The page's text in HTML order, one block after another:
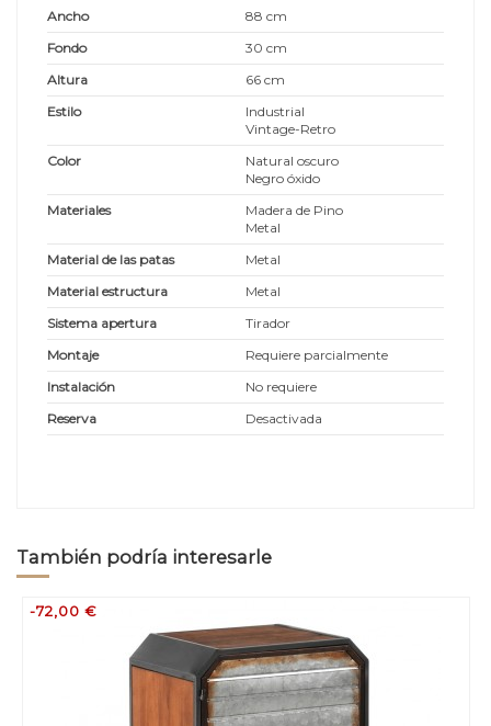
Ancho
88 cm
Fondo
30 cm
Altura
66 cm
Estilo
Industrial
Vintage-Retro
Color
Natural oscuro
Negro óxido
Materiales
Madera de Pino
Metal
Material de las patas
Metal
Material estructura
Metal
Sistema apertura
Tirador
Montaje
Requiere parcialmente
Instalación
No requiere
Reserva
Desactivada
También podría interesarle
-72,00 €